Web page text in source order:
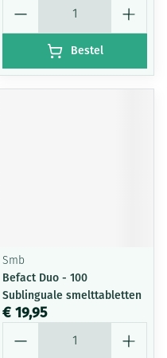
Bestel
Smb
Befact Duo - 100
Sublinguale smelttabletten
€ 19,95